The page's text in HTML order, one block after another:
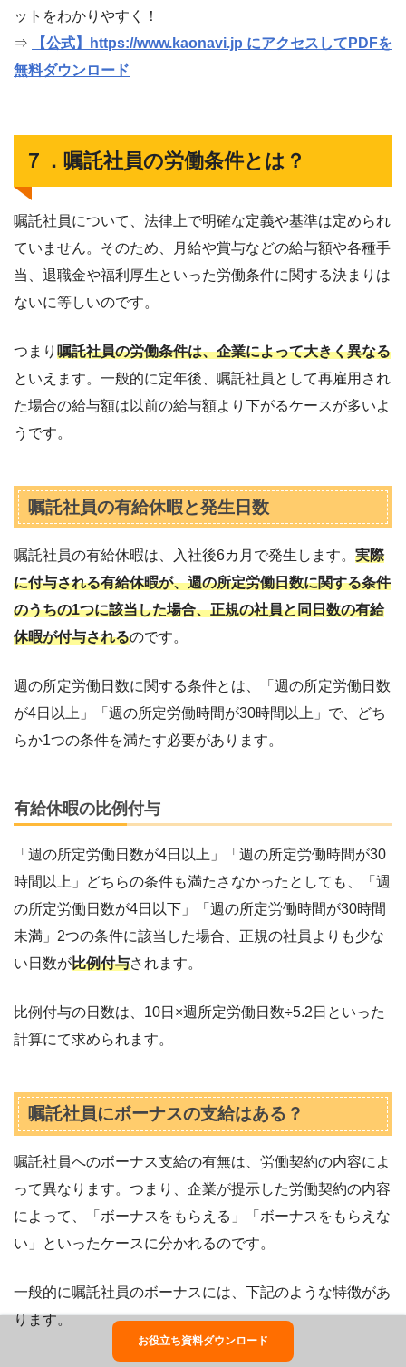
ットをわかりやすく！
⇒
【公式】https://www.kaonavi.jp にアクセスしてPDFを
無料ダウンロード
７．嘱託社員の労働条件とは？
嘱託社員について、法律上で明確な定義や基準は定められ
ていません。そのため、月給や賞与などの給与額や各種手
当、退職金や福利厚生といった労働条件に関する決まりは
ないに等しいのです。
つまり 嘱託社員の労働条件は、企業によって大きく異なる
といえます。一般的に定年後、嘱託社員として再雇用され
た場合の給与額は以前の給与額より下がるケースが多いよ
うです。
嘱託社員の有給休暇と発生日数
嘱託社員の有給休暇は、入社後6カ月で発生します。 実際
に付与される有給休暇が、週の所定労働日数に関する条件
のうちの1つに該当した場合、正規の社員と同日数の有給
休暇が付与されるのです。
週の所定労働日数に関する条件とは、「週の所定労働日数
が4日以上」「週の所定労働時間が30時間以上」で、どち
らか1つの条件を満たす必要があります。
有給休暇の比例付与
「週の所定労働日数が4日以上」「週の所定労働時間が30
時間以上」どちらの条件も満たさなかったとしても、「週
の所定労働日数が4日以下」「週の所定労働時間が30時間
未満」2つの条件に該当した場合、正規の社員よりも少な
い日数が比例付与されます。
比例付与の日数は、10日×週所定労働日数÷5.2日といった
計算にて求められます。
嘱託社員にボーナスの支給はある？
嘱託社員へのボーナス支給の有無は、労働契約の内容によ
って異なります。つまり、企業が提示した労働契約の内容
によって、「ボーナスをもらえる」「ボーナスをもらえな
い」といったケースに分かれるのです。
一般的に嘱託社員のボーナスには、下記のような特徴があ
ります。
お役立ち資料ダウンロード